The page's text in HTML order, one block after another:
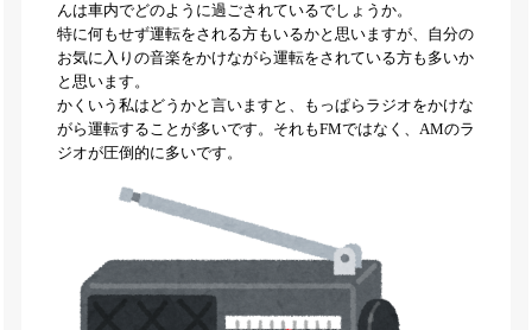
んは車内でどのように過ごされているでしょうか。
特に何もせず運転をされる方もいるかと思いますが、自分の
お気に入りの音楽をかけながら運転をされている方も多いか
と思います。
かくいう私はどうかと言いますと、もっぱらラジオをかけな
がら運転することが多いです。それもFMではなく、AMのラ
ジオが圧倒的に多いです。